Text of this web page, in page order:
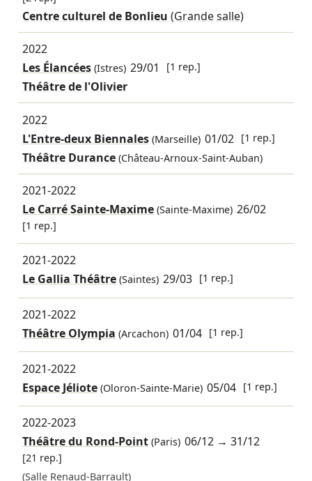
Centre culturel de Bonlieu (Grande salle)
2022
Les Élancées(Istres) 29/01 [1 rep.]
Théâtre de l'Olivier
2022
L'Entre-deux Biennales(Marseille) 01/02 [1 rep.]
Théâtre Durance (Château-Arnoux-Saint-Auban)
2021-2022
Le Carré Sainte-Maxime(Sainte-Maxime) 26/02
[1 rep.]
2021-2022
Le Gallia Théâtre(Saintes) 29/03 [1 rep.]
2021-2022
Théâtre Olympia (Arcachon) 01/04 [1 rep.]
2021-2022
Espace Jéliote(Oloron-Sainte-Marie) 05/04 [1 rep.]
2022-2023
Théâtre du Rond-Point(Paris) 06/12 →31/12
[21 rep.]
(Salle Renaud-Barrault)